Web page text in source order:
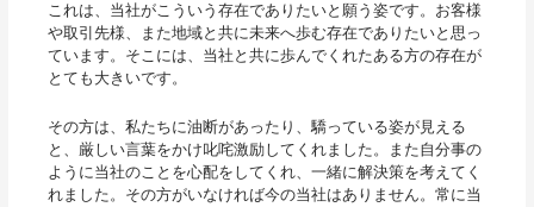
これは、当社がこういう存在でありたいと願う姿です。お客様
や取引先様、また地域と共に未来へ歩む存在でありたいと思っ
ています。そこには、当社と共に歩んでくれたある方の存在が
とても大きいです。
その方は、私たちに油断があったり、驕っている姿が見える
と、厳しい言葉をかけ叱咤激励してくれました。また自分事の
ように当社のことを心配をしてくれ、一緒に解決策を考えてく
れました。その方がいなければ今の当社はありません。常に当